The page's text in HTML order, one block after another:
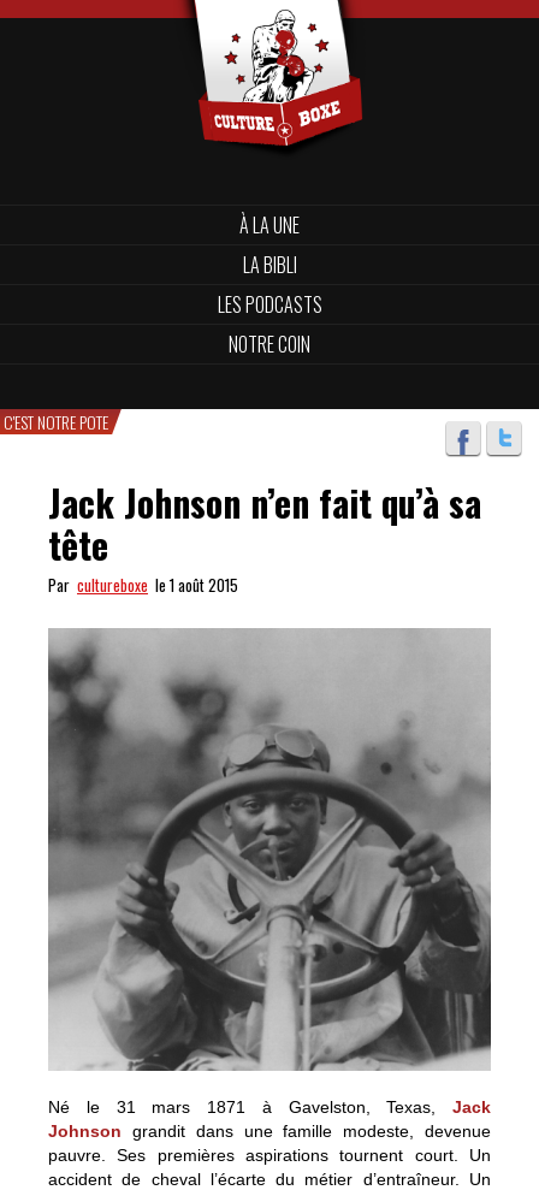
À LA UNE
LA BIBLI
LES PODCASTS
NOTRE COIN
C'EST NOTRE POTE
Jack Johnson n’en fait qu’à sa
tête
Par cultureboxe le 1 août 2015
Né le 31 mars 1871 à Gavelston, Texas, Jack
Johnson grandit dans une famille modeste, devenue
pauvre. Ses premières aspirations tournent court. Un
accident de cheval l’écarte du métier d’entraîneur. Un